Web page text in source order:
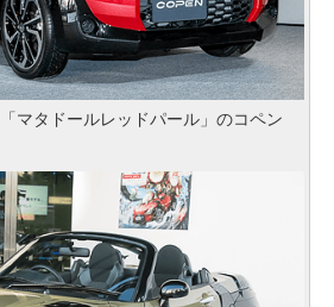
マタドールレッドパール」のコペン